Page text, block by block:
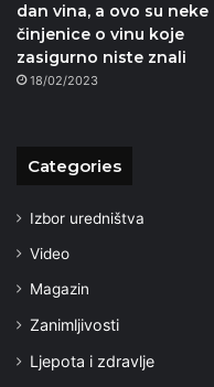
dan vina, a ovo su neke
činjenice o vinu koje
zasigurno niste znali
18/02/2023
Categories
Izbor uredništva
Video
Magazin
Zanimljivosti
Ljepota i zdravlje